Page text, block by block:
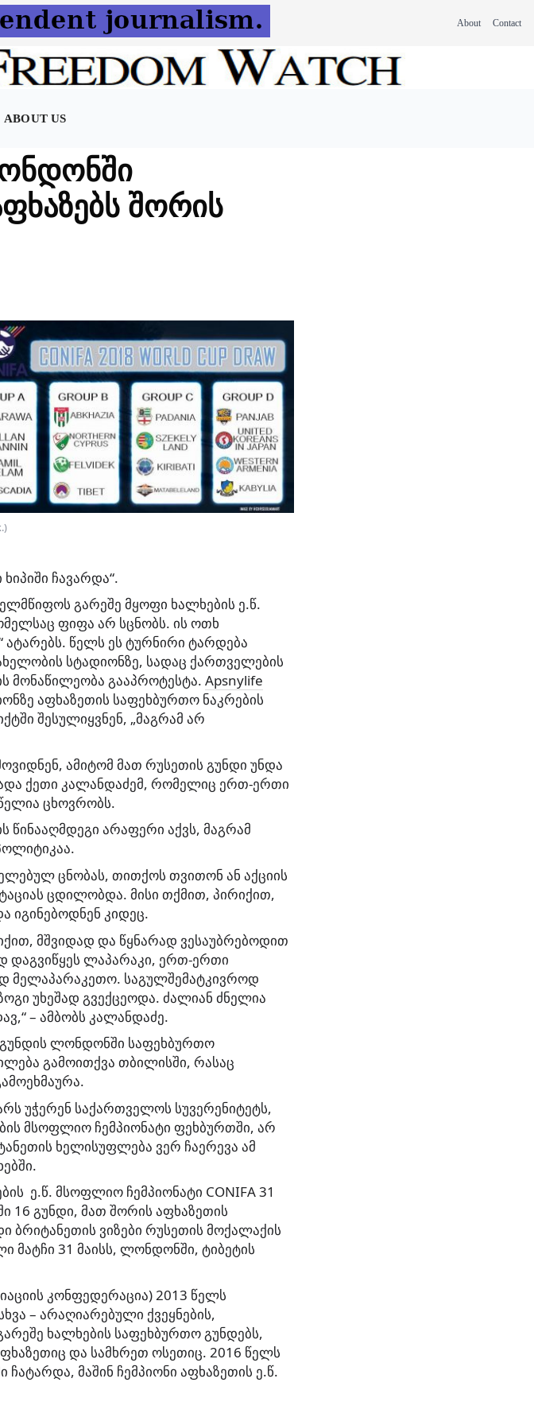
About Contact
ABOUT US
შორის
ჩავარდა“.
გარეშე მყოფი ხალხების ე.წ.
ფიფა არ სცნობს. ის ოთხ
წელს ეს ტურნირი ტარდება
სტადიონზე, სადაც ქართველების
მონაწილეობა გააპროტესტა. Apsnylife
აფხაზეთის საფეხბურთო ნაკრების
შესულიყვნენ, „მაგრამ არ
ამიტომ მათ რუსეთის გუნდი უნდა
ქეთი კალანდაძემ, რომელიც ერთ-ერთი
ცხოვრობს.
წინააღმდეგი არაფერი აქვს, მაგრამ
ცნობას, თითქოს თვითონ ან აქციის
ცდილობდა. მისი თქმით, პირიქით,
იგინებოდნენ კიდეც.
მშვიდად და წყნარად ვესაუბრებოდით
დაგვიწყეს ლაპარაკი, ერთ-ერთი
მელაპარაკეთო. საგულშემატკივროდ
უხეშად გვექცეოდა. ძალიან ძნელია
– ამბობს კალანდაძე.
ლონდონში საფეხბურთო
გამოითქვა თბილისში, რასაც
უჭერენ საქართველოს სუვერენიტეტს,
მსოფლიო ჩემპიონატი ფეხბურთში, არ
ხელისუფლება ვერ ჩაერევა ამ
ე.წ. მსოფლიო ჩემპიონატი СONIFA 31
16 გუნდი, მათ შორის აფხაზეთის
ვიზები რუსეთის მოქალაქის
მატჩი 31 მაისს, ლონდონში, ტიბეტის
კონფედერაცია) 2013 წელს
– არაღიარებული ქვეყნების,
ხალხების საფეხბურთო გუნდებს,
და სამხრეთ ოსეთიც. 2016 წელს
მაშინ ჩემპიონი აფხაზეთის ე.წ.